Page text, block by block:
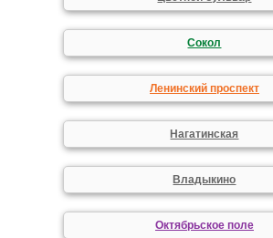
Сокол
Ленинский проспект
Нагатинская
Владыкино
Октябрьское поле